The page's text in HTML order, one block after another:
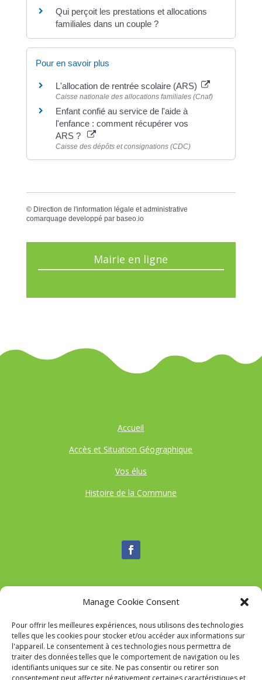
Manage Cookie Consent
Pour offrir les meilleures expériences, nous utilisons des technologies
telles que les cookies pour stocker et/ou accéder aux informations sur
l'appareil. Le consentement à ces technologies nous permettra de
traiter des données telles que le comportement de navigation ou les
identifiants uniques sur ce site. Ne pas consentir ou retirer son
consentement peut affecter négativement certaines caractéristiques et
Qui perçoit les prestations et allocations
familiales dans un couple ?
Pour en savoir plus
L'allocation de rentrée scolaire (ARS)
Caisse nationale des allocations familiales (Cnaf)
Enfant confié au service de l'aide à
l'enfance : comment récupérer vos
ARS ?
Caisse des dépôts et consignations (CDC)
© Direction de l'information légale et administrative
comarquage developpé par baseo.io
Mairie en ligne
Accueil
Accès et Situation Géographique
Vos élus
Histoire de la Commune
Nous contacter
Tél :04 95 52 84 88
Mail:commune-de-tavaco@orange.fr
Adresse :Figarella 20167 TAVACO